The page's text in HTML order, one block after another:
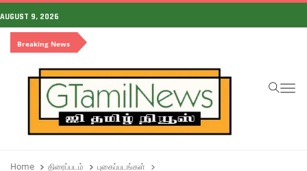
AUGUST 9, 2026
Breaking News
Home திரைப்படம்
புகைப்படங்கள்